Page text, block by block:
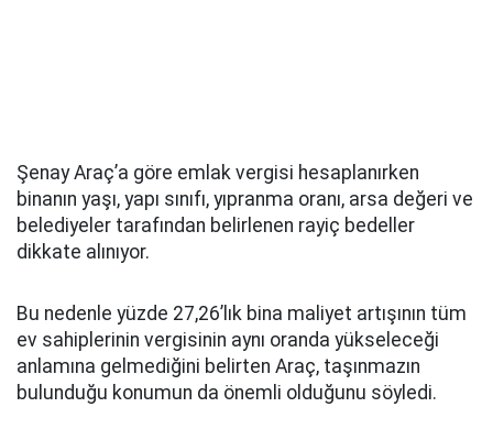
Şenay Araç’a göre emlak vergisi hesaplanırken
binanın yaşı, yapı sınıfı, yıpranma oranı, arsa değeri ve
belediyeler tarafından belirlenen rayiç bedeller
dikkate alınıyor.
Bu nedenle yüzde 27,26’lık bina maliyet artışının tüm
ev sahiplerinin vergisinin aynı oranda yükseleceği
anlamına gelmediğini belirten Araç, taşınmazın
bulunduğu konumun da önemli olduğunu söyledi.